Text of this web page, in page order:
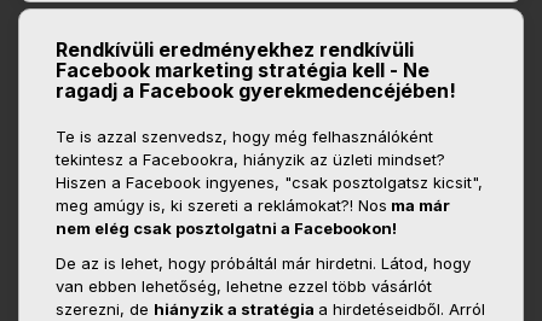
Rendkívüli eredményekhez rendkívüli
Facebook marketing stratégia kell - Ne
ragadj a Facebook gyerekmedencéjében!
Te is azzal szenvedsz, hogy még felhasználóként
tekintesz a Facebookra, hiányzik az üzleti mindset?
Hiszen a Facebook ingyenes, "csak posztolgatsz kicsit",
meg amúgy is, ki szereti a reklámokat?! Nos ma már
nem elég csak posztolgatni a Facebookon!
De az is lehet, hogy próbáltál már hirdetni. Látod, hogy
van ebben lehetőség, lehetne ezzel több vásárlót
szerezni, de hiányzik a stratégia a hirdetéseidből. Arról